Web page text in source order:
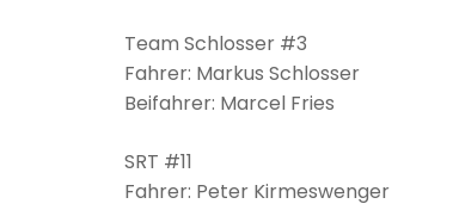
Team Schlosser #3
Fahrer: Markus Schlosser
Beifahrer: Marcel Fries
SRT #11
Fahrer: Peter Kirmeswenger